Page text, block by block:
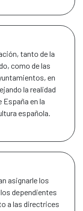
tanto de la
como de las
en
la realidad
en la
española.
asignarle los
dependientes
a las directrices